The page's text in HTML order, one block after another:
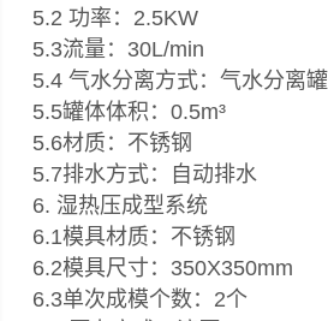
5.2 功率：2.5KW
5.3流量：30L/min
5.4 气水分离方式：气水分离罐
5.5罐体体积：0.5m³
5.6材质：不锈钢
5.7排水方式：自动排水
6. 湿热压成型系统
6.1模具材质：不锈钢
6.2模具尺寸：350X350mm
6.3单次成模个数：2个